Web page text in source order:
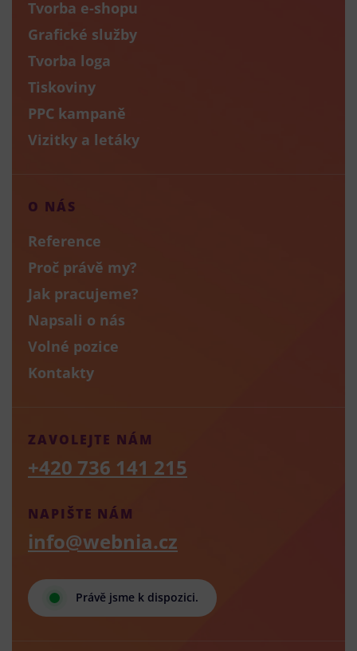
Tvorba e-shopu
Grafické služby
Tvorba loga
Tiskoviny
PPC kampaně
Vizitky a letáky
O NÁS
Reference
Proč právě my?
Jak pracujeme?
Napsali o nás
Volné pozice
Kontakty
Právě jsme k dispozici.
NAPIŠTE NÁM
info@webnia.cz
ZAVOLEJTE NÁM
+420 736 141 215